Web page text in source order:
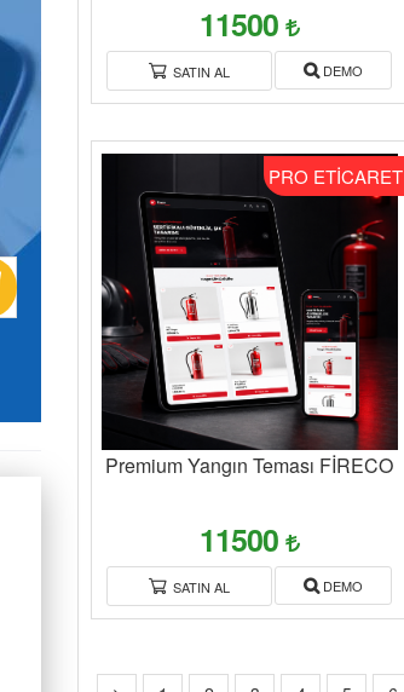
11500
SATIN AL DEMO
PRO ETİCARET
Premium Yangın Teması FİRECO
11500
SATIN AL DEMO